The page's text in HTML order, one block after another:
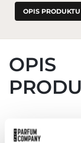
OPIS PRODUKTU
OPIS
– Guerlain